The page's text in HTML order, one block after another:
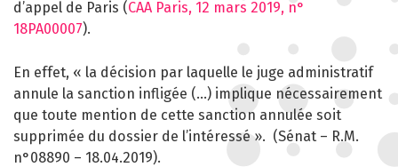
d’appel de Paris (CAA Paris, 12 mars 2019, n°
18PA00007).
En effet, « la décision par laquelle le juge administratif
annule la sanction infligée (…) implique nécessairement
que toute mention de cette sanction annulée soit
supprimée du dossier de l’intéressé ». (Sénat – R.M.
n°08890 – 18.04.2019).